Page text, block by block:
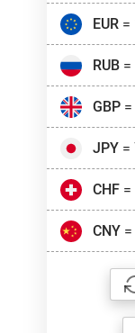
EUR=
RUB=
GBP=
JPY=
CHF=
CNY=